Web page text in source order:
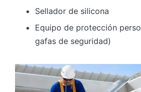
Sellador de silicona
Equipo de protección
gafas de seguridad)